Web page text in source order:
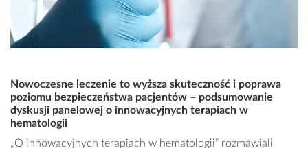
Nowoczesne leczenie to wyższa skuteczność i poprawa
poziomu bezpieczeństwa pacjentów – podsumowanie
dyskusji panelowej o innowacyjnych terapiach w
hematologii
„O innowacyjnych terapiach w hematologii” rozmawiali